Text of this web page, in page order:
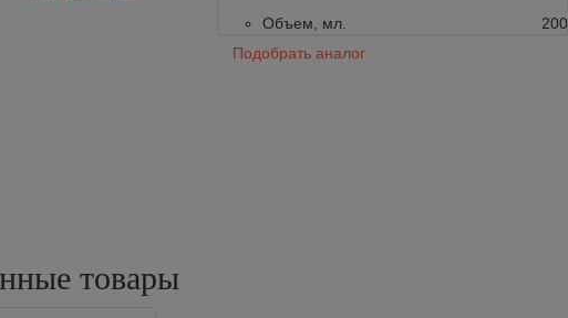
Объем, мл.
200
Подобрать аналог
товары